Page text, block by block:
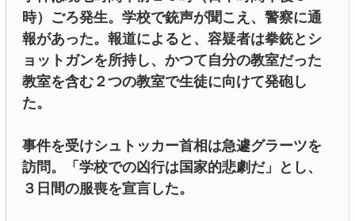
時）ごろ発生。学校で銃声が聞こえ、警察に通
報があった。報道によると、容疑者は拳銃とシ
ョットガンを所持し、かつて自分の教室だった
教室を含む２つの教室で生徒に向けて発砲し
た。
事件を受けシュトッカー首相は急遽グラーツを
訪問。「学校での凶行は国家的悲劇だ」とし、
３日間の服喪を宣言した。